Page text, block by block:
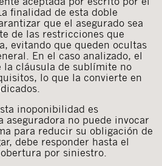
finalidad de esta doble
que el asegurado sea
de las restricciones que
evitando que queden ocultas
En el caso analizado, el
la cláusula de sublímite no
lo que la convierte en
inoponibilidad es
aseguradora no puede invocar
para reducir su obligación de
debe responder hasta el
por siniestro.